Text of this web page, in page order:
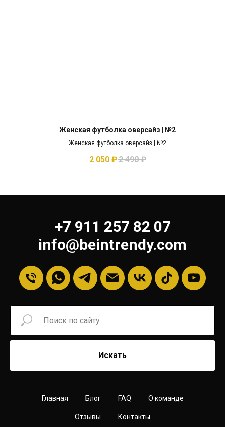
Женская футболка оверсайз | №2
Женская футболка оверсайз | №2
2 050 ₽2 490 ₽
+7 911 257 82 07
info@beintrendy.com
Искать
Главная Блог FAQ О команде
Отзывы Контакты